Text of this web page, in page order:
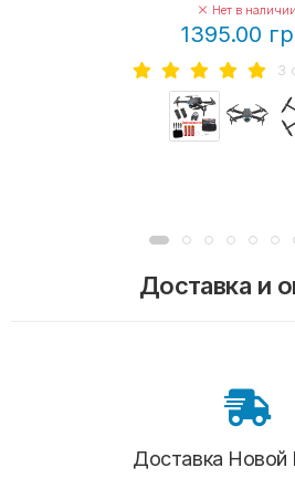
Нет в наличии
1395.00
3
Доставка и
Доставка Новой